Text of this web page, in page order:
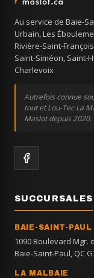
Au service de Baie-
Urbain, Les
Rivière-Saint-
Saint-Siméon, Saint-
Charlevoix
Autrefois connue
tout et Lou-Tec La
Maslot depuis 2020.
SUCCURSALES
BAIE-SAINT-PAUL
1090 Boulevard Mgr.
Baie-Saint-Paul, QC
LA MALBAIE